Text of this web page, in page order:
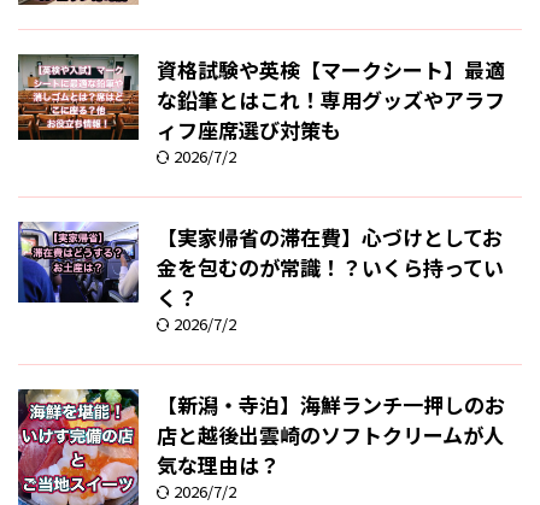
資格試験や英検【マークシート】最適
な鉛筆とはこれ！専用グッズやアラフ
ィフ座席選び対策も
2026/7/2
【実家帰省の滞在費】心づけとしてお
金を包むのが常識！？いくら持ってい
く？
2026/7/2
【新潟・寺泊】海鮮ランチ一押しのお
店と越後出雲崎のソフトクリームが人
気な理由は？
2026/7/2